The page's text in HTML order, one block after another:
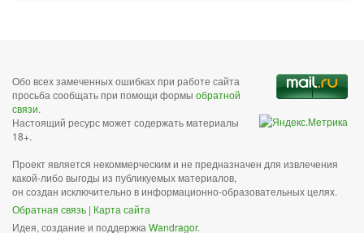
Обо всех замеченных ошибках при работе сайта
просьба сообщать при помощи формы обратной
связи.
Настоящий ресурс может содержать материалы
18+.
Проект является некоммерческим и не предназначен для извлечения
какой-либо выгоды из публикуемых материалов,
он создан исключительно в информационно-образовательных целях.
Обратная связь | Карта сайта
Идея, создание и поддержка Wandragor.